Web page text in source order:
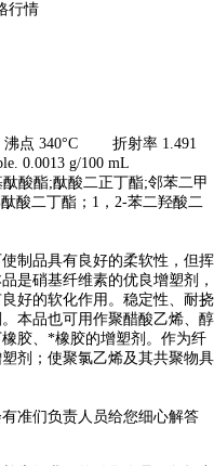
行情
点 340°C 折射率 1.491
g/100 mL
酯;酞酸二正丁酯;邻苯二甲
酸二丁酯；1，2-苯二羟酸二
制品具有良好的柔软性，但挥
是硝基纤维素的优良增塑剂，
好的软化作用。稳定性、耐挠
本品也可用作聚醋酸乙烯、醇
胶、*橡胶的增塑剂。作为纤
剂；使聚氯乙烯及其共聚物具
准们负责人员给您细心解答